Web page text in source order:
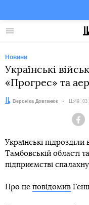
Меню
Новини
Українські
«Прогрес» та
Автор:Вероніка Довганюк Дата:
11:49, 03
Українські
Тамбовській області
підприємстві
Про це повідомив